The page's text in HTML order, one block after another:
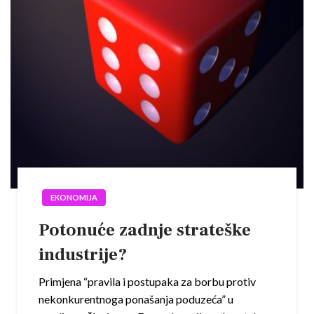
EKONOMIJA
Potonuće zadnje strateške
industrije?
Primjena “pravila i postupaka za borbu protiv
nekonkurentnoga ponašanja poduzeća” u